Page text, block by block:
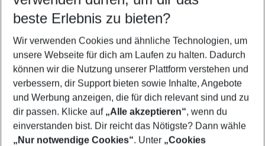
5-8 Nächte
2 Erwachsene Keine Kinder
Mehr Filter anzeigen
beste Erlebnis zu bieten?
Wir verwenden Cookies und ähnliche Technologien, um
unsere Webseite für dich am Laufen zu halten. Dadurch
können wir die Nutzung unserer Plattform verstehen und
verbessern, dir Support bieten sowie Inhalte, Angebote
und Werbung anzeigen, die für dich relevant sind und zu
dir passen. Klicke auf „Alle akzeptieren“, wenn du
einverstanden bist. Dir reicht das Nötigste? Dann wähle
„Nur notwendige Cookies“. Unter „Cookies